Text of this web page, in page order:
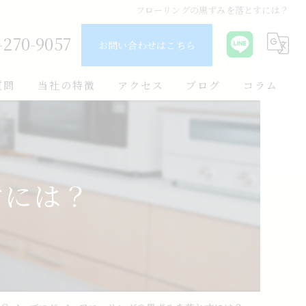
フローリングの黒ずみを落とすには？
9057 お問い合わせはこちら
当社の特徴
キッチン
原状回復
アクセス ブログ コラム
は？